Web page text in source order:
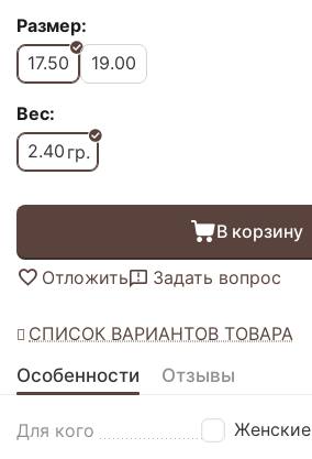
Размер:
17.50
19.00
Вес:
2.40 гр.
В корзину
Отложить Задать вопрос
СПИСОК ВАРИАНТОВ ТОВАРА
Особенности
Отзывы
Для кого Женские